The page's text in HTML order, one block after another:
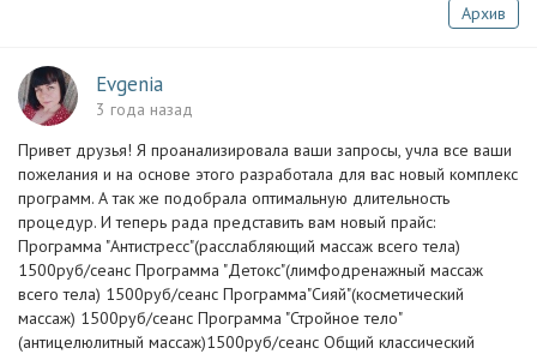
Архив
Evgenia
3 года назад
Привет друзья! Я проанализировала ваши запросы, учла все ваши
пожелания и на основе этого разработала для вас новый комплекс
программ. А так же подобрала оптимальную длительность
процедур. И теперь рада представить вам новый прайс:
Программа "Антистресс"(расслабляющий массаж всего тела)
1500руб/сеанс Программа "Детокс"(лимфодренажный массаж
всего тела) 1500руб/сеанс Программа"Сияй"(косметический
массаж) 1500руб/сеанс Программа "Стройное тело"
(антицелюлитный массаж)1500руб/сеанс Общий классический